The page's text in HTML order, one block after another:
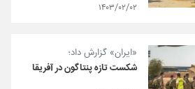
۱۴۰۳/۰۲/۰۲
«ایران» گزارش داد؛
شکست تازه پنتاگون در آفریقا